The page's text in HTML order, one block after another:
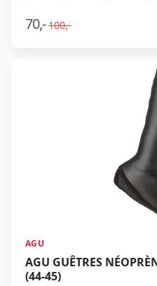
70,- 100,-
AGU
AGU GUÊTRES
(44-45)